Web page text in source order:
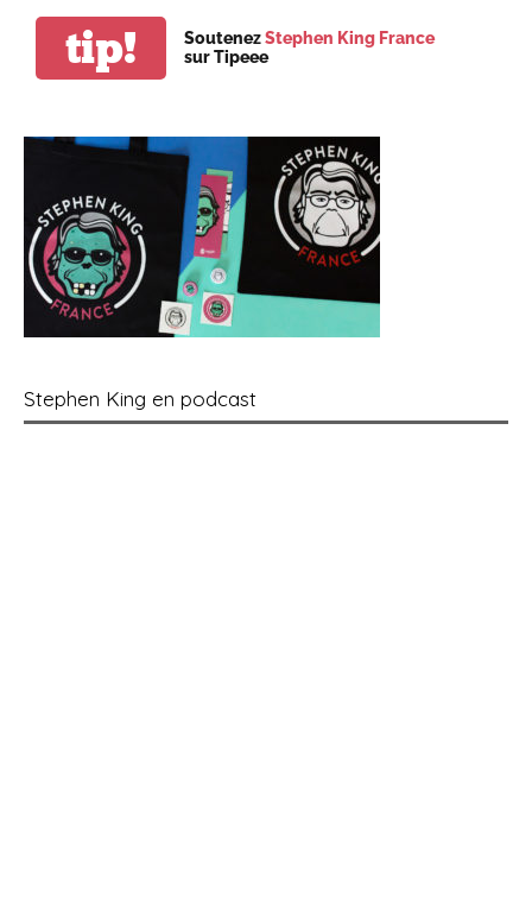
tip! SoutenezStephen King France
sur Tipeee
Stephen King en podcast